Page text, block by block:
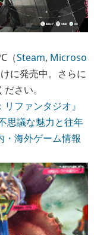
（Steam, Microso
に発売中。さらに
さい。
ファンタジオ』
思議な魅力と往年
海外ゲーム情報